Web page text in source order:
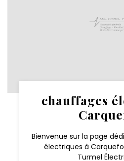
chauffages
Bienvenue sur la page
électriques à
Turmel